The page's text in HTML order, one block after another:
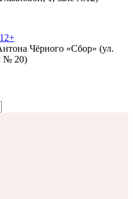
Чёрного «Сбор» (ул.
№ 20)